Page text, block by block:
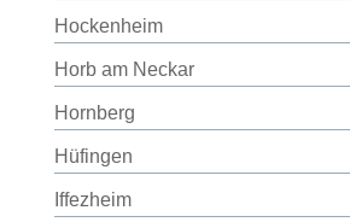
Hockenheim
Horb am Neckar
Hornberg
Hüfingen
Iffezheim